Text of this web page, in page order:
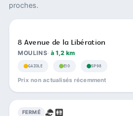
proches.
8 Avenue de la Libération
MOULINS à 1,2 km
GAZOLE E10 SP98
Prix non actualisés récemment
FERMÉ